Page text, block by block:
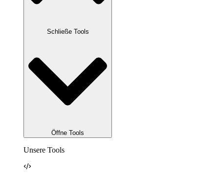
Schließe Tools
Öffne Tools
Unsere Tools